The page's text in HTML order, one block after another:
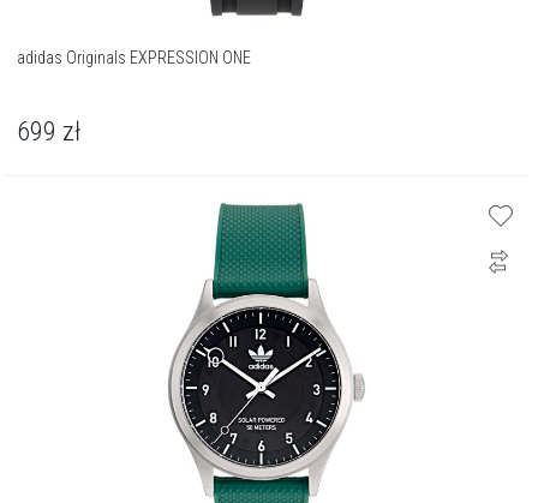
adidas Originals EXPRESSION ONE
699 zł